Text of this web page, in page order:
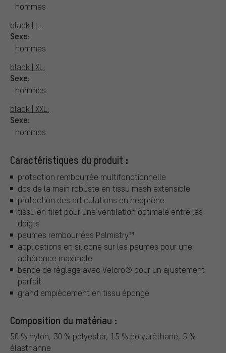
hommes
black | L:
Sexe:
hommes
black | XL:
Sexe:
hommes
black | XXL:
Sexe:
hommes
Caractéristiques du produit :
protection rembourrée multifonctionnelle
dos de la main robuste en tissu mesh extensible
protection des articulations en néoprène
tissu en filet pour une ventilation optimale entre les
doigts
paumes rembourrées Palmistry™
applications en silicone sur les paumes pour une
adhérence maximale
bande de réglage avec Velcro® pour un ajustement
parfait
grand empiècement en tissu éponge
Composition du matériau :
50 % nylon, 30 % polyester, 15 % polyuréthane, 5 %
élasthanne